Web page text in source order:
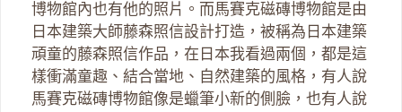
博物館內也有他的照片。而馬賽克磁磚博物館是由
日本建築大師藤森照信設計打造，被稱為日本建築
頑童的藤森照信作品，在日本我看過兩個，都是這
樣衝滿童趣、結合當地、自然建築的風格，有人說
馬賽克磁磚博物館像是蠟筆小新的側臉，也有人說